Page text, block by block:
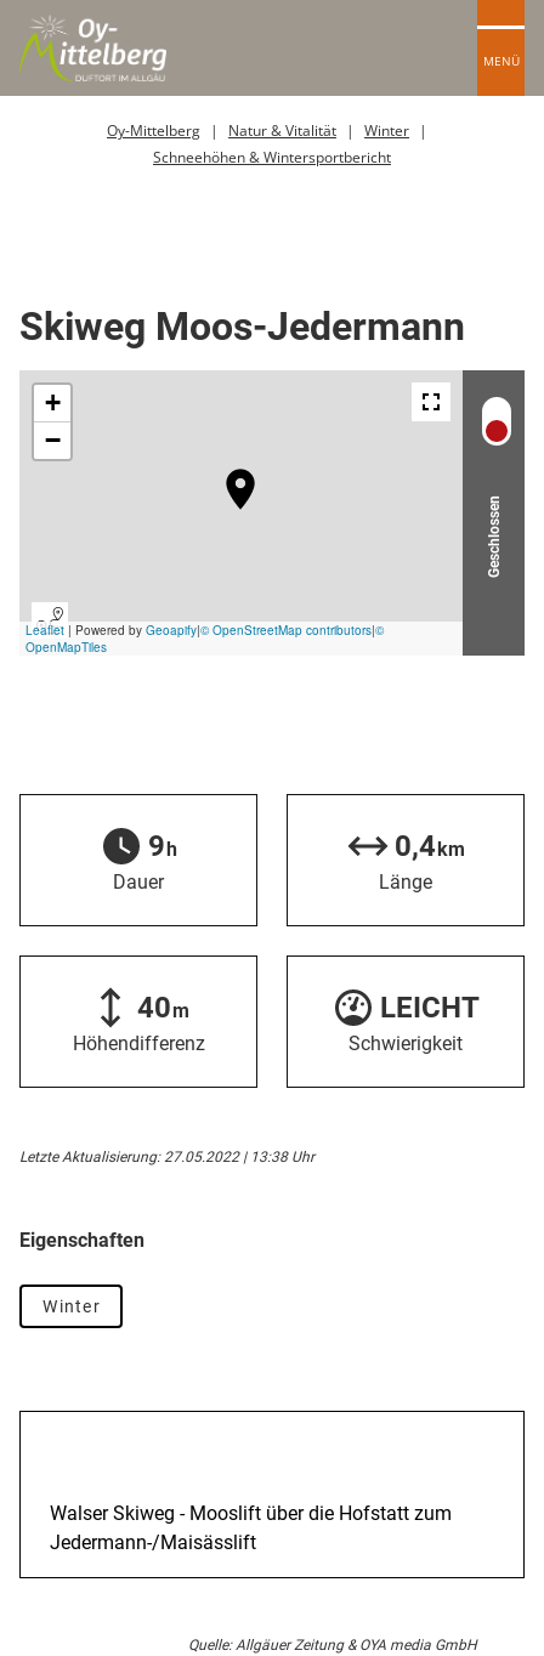
MENÜ
Oy-Mittelberg Natur & Vitalität
Winter
Schneehöhen & Wintersportbericht
Skiweg Moos-Jedermann
Geschlossen
9h
Dauer
0,4km
Länge
40m
Höhendifferenz
LEICHT
Schwierigkeit
Letzte Aktualisierung: 27.05.2022 | 13:38 Uhr
Eigenschaften
Winter
Walser Skiweg - Mooslift über die Hofstatt zum
Jedermann-/Maisässlift
Quelle: Allgäuer Zeitung & OYA media GmbH